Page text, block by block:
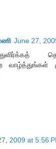
June 27,
வாழ்த்துங்கள்
2009 at 5:56